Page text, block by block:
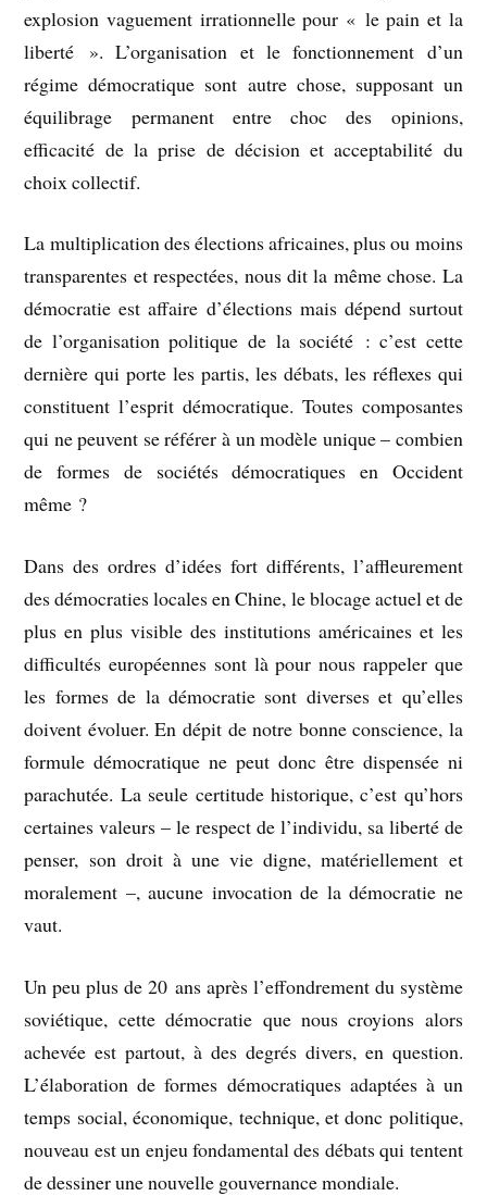
explosion vaguement irrationnelle pour « le pain et la
liberté ». L’organisation et le fonctionnement d’un
régime démocratique sont autre chose, supposant un
équilibrage permanent entre choc des opinions,
efficacité de la prise de décision et acceptabilité du
choix collectif.
La multiplication des élections africaines, plus ou moins
transparentes et respectées, nous dit la même chose. La
démocratie est affaire d’élections mais dépend surtout
de l’organisation politique de la société : c’est cette
dernière qui porte les partis, les débats, les réflexes qui
constituent l’esprit démocratique. Toutes composantes
qui ne peuvent se référer à un modèle unique – combien
de formes de sociétés démocratiques en Occident
même ?
Dans des ordres d’idées fort différents, l’affleurement
des démocraties locales en Chine, le blocage actuel et de
plus en plus visible des institutions américaines et les
difficultés européennes sont là pour nous rappeler que
les formes de la démocratie sont diverses et qu’elles
doivent évoluer. En dépit de notre bonne conscience, la
formule démocratique ne peut donc être dispensée ni
parachutée. La seule certitude historique, c’est qu’hors
certaines valeurs – le respect de l’individu, sa liberté de
penser, son droit à une vie digne, matériellement et
moralement –, aucune invocation de la démocratie ne
vaut.
Un peu plus de 20 ans après l’effondrement du système
soviétique, cette démocratie que nous croyions alors
achevée est partout, à des degrés divers, en question.
L’élaboration de formes démocratiques adaptées à un
temps social, économique, technique, et donc politique,
nouveau est un enjeu fondamental des débats qui tentent
de dessiner une nouvelle gouvernance mondiale.